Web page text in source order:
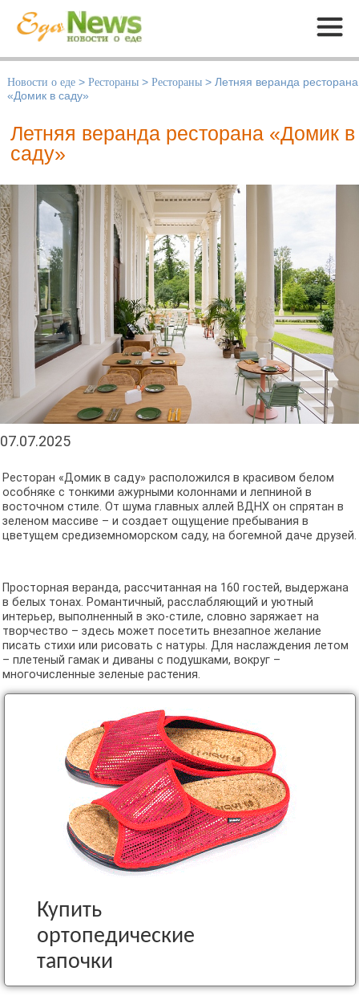
Меню
Новости о еде > Рестораны > Рестораны > Летняя веранда ресторана
«Домик в саду»
Летняя веранда ресторана «Домик в
саду»
07.07.2025
Ресторан «Домик в саду» расположился в красивом белом
особняке с тонкими ажурными колоннами и лепниной в
восточном стиле. От шума главных аллей ВДНХ он спрятан в
зеленом массиве – и создает ощущение пребывания в
цветущем средиземноморском саду, на богемной даче друзей.
Просторная веранда, рассчитанная на 160 гостей, выдержана
в белых тонах. Романтичный, расслабляющий и уютный
интерьер, выполненный в эко-стиле, словно заряжает на
творчество – здесь может посетить внезапное желание
писать стихи или рисовать с натуры. Для наслаждения летом
– плетеный гамак и диваны с подушками, вокруг –
многочисленные зеленые растения.
Купить
ортопедические
тапочки